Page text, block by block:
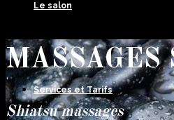
Le salon
Services et Tarifs
Shiatsu massages